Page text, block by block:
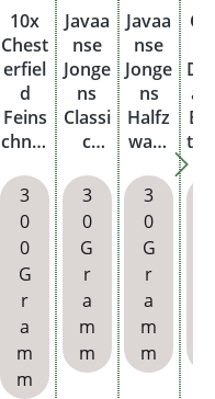
10x
Chest
erfiel
d
Feins
chnitt
Red
Pouc
h mit
Feuer
zeug
3
0
0
G
r
a
m
m
Javaa
nse
Jonge
ns
Classi
c
ge
Dreht
abak
Pouc
h
3
0
G
r
a
m
m
Javaa
nse
Jonge
ns
Halfz
ware
Dreht
abak
Pouc
h
3
0
G
r
a
m
m
t